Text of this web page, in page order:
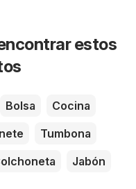
estos
Bolsa
Cocina
Tumbona
Jabón